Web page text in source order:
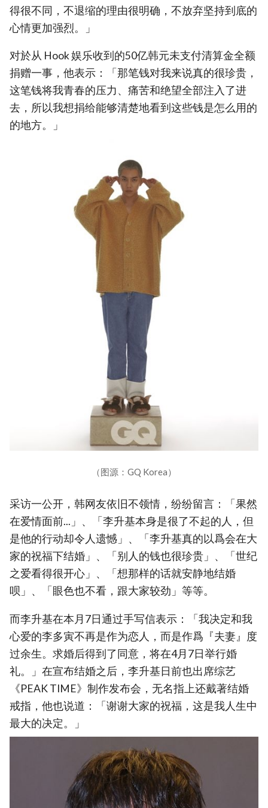
得很不同，不退缩的理由很明确，不放弃坚持到底的
心情更加强烈。」
对於从 Hook 娱乐收到的50亿韩元未支付清算金全额
捐赠一事，他表示：「那笔钱对我来说真的很珍贵，
这笔钱将我青春的压力、痛苦和绝望全部注入了进
去，所以我想捐给能够清楚地看到这些钱是怎么用的
的地方。」
（图源：GQ Korea）
采访一公开，韩网友依旧不领情，纷纷留言：「果然
在爱情面前...」、「李升基本身是很了不起的人，但
是他的行动却令人遗憾」、「李升基真的以爲会在大
家的祝福下结婚」、「别人的钱也很珍贵」、「世纪
之爱看得很开心」、「想那样的话就安静地结婚
呗」、「眼色也不看，跟大家较劲」等等。
而李升基在本月7日通过手写信表示：「我决定和我
心爱的李多寅不再是作为恋人，而是作爲『夫妻』度
过余生。求婚后得到了同意，将在4月7日举行婚
礼。」在宣布结婚之后，李升基日前也出席综艺
《PEAK TIME》制作发布会，无名指上还戴著结婚
戒指，他也说道：「谢谢大家的祝福，这是我人生中
最大的决定。」